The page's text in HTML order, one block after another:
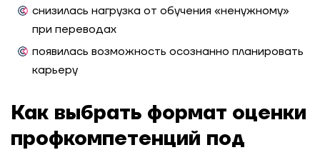
снизилась нагрузка от обучения «ненужному»
при переводах
появилась возможность осознанно планировать
карьеру
Как выбрать формат оценки
профкомпетенций под